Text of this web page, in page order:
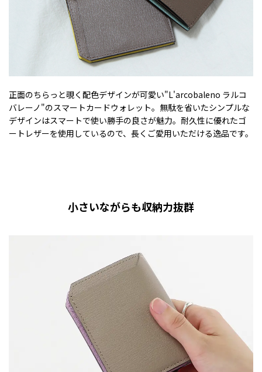
正面のちらっと覗く配色デザインが可愛い"L'arcobaleno ラルコ
バレーノ"のスマートカードウォレット。無駄を省いたシンプルな
デザインはスマートで使い勝手の良さが魅力。耐久性に優れたゴ
ートレザーを使用しているので、長くご愛用いただける逸品です。
小さいながらも収納力抜群